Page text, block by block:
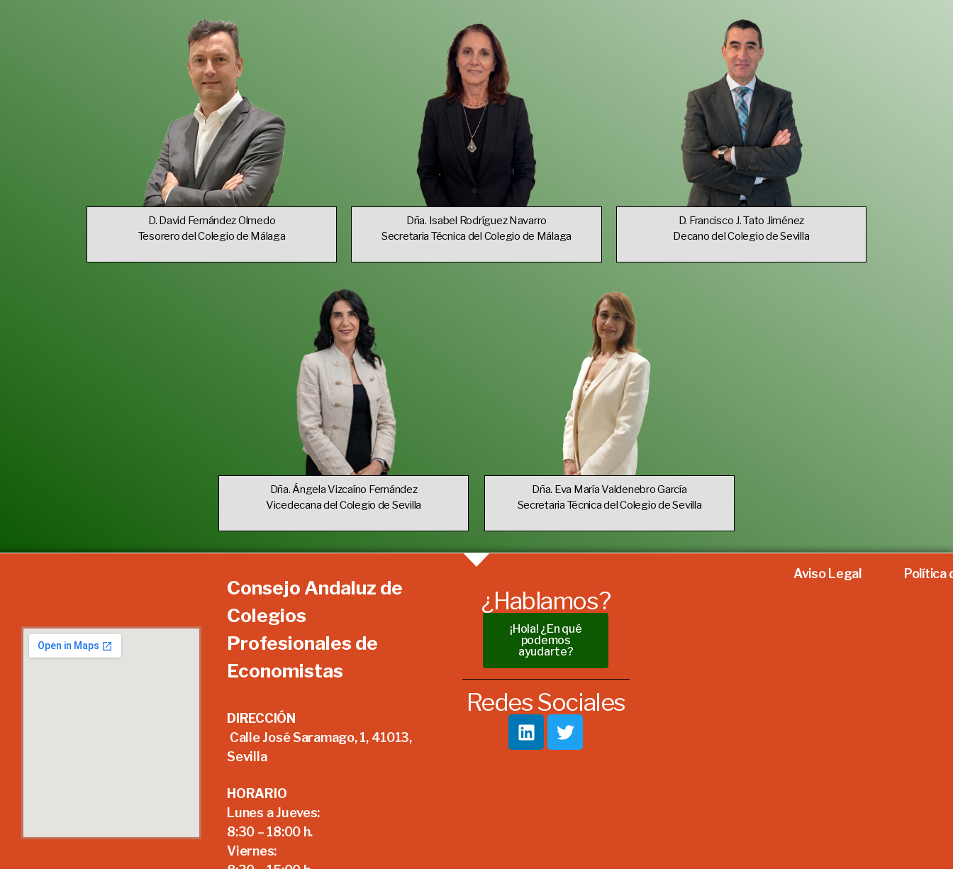
D. David Fernández Olmedo
Tesorero del Colegio de Málaga
Dña. Isabel Rodríguez Navarro
Secretaria Técnica del Colegio de Málaga
D. Francisco J. Tato Jiménez
Decano del Colegio de Sevilla
Dña. Ángela Vizcaíno Fernández
Vicedecana del Colegio de Sevilla
Dña. Eva María Valdenebro García
Secretaria Técnica del Colegio de Sevilla
Consejo Andaluz de
Colegios
Profesionales de
Economistas
DIRECCIÓN
Calle José Saramago, 1, 41013,
Sevilla
HORARIO
Lunes a Jueves:
8:30 – 18:00 h.
Viernes:
¿Hablamos?
¡Hola! ¿En qué
podemos
ayudarte?
Redes Sociales
Aviso Legal Política